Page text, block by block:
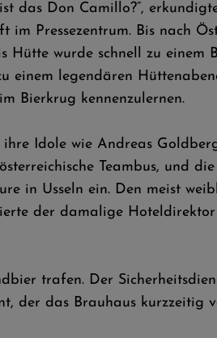
das Don Camillo?“,
Pressezentrum. Bis nach
Hütte wurde schnell zu einem
einem legendären
Bierkrug kennenzulernen.
Idole wie Andreas
Teambus, und
in Usseln ein. Den meist
der damalige
trafen. Der
der das Brauhaus kurzzeitig